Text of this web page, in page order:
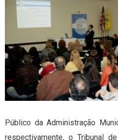
Público da Administração
respectivamente, o Tribunal